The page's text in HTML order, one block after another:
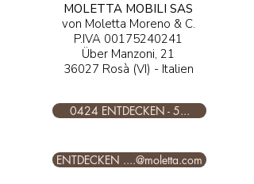
MOLETTA MOBILI SAS
von Moletta Moreno & C.
P.IVA 00175240241
Über Manzoni, 21
36027 Rosà (VI) - Italien
0424 ENTDECKEN - 5...
ENTDECKEN ....@moletta.com